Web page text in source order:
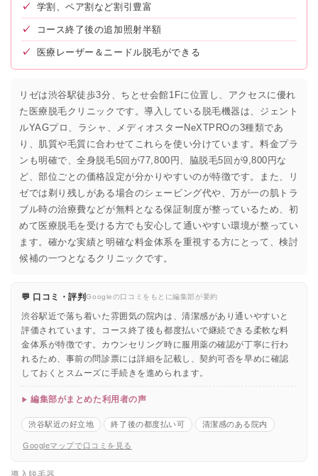
✓ 学割、ペア割など割引豊富
✓ コース終了後の追加照射半額
✓ 医療レーザー＆ニードル脱毛ができる
リゼは渋谷駅徒歩3分、ちとせ会館1Fに位置し、アクセスに優れ
た医療脱毛クリニックです。導入している脱毛機器は、ジェント
ルYAGプロ、ラシャ、メディオスターNeXTPROの3種類であ
り、肌質や毛質に合わせてこれらを使い分けています。料金プラ
ンも明確で、全身脱毛5回が77,800円、脇脱毛5回が9,800円な
ど、部位ごとの価格設定が分かりやすいのが特徴です。また、リ
ゼでは剃り残しがある場合のシェービング代や、万が一の肌トラ
ブル時の治療費などが無料となる保証制度が整っているため、初
めて医療脱毛を受ける方でも安心して通いやすい環境が整ってい
ます。確かな実績と明確な料金体系を重視する方にとって、検討
候補の一つとなるクリニックです。
💬 口コミ・評判Googleの口コミをもとに編集部が要約
渋谷駅近で落ち着いた雰囲気の院内は、清潔感があり通いやすいと
評価されています。コース終了後も都度払いで継続できる柔軟な料
金体系が特徴です。カウンセリング時に服用薬の確認が丁寧に行わ
れるため、事前の問診票には詳細を記載し、契約可否を早めに確認
しておくとスムーズに手続きを進められます。
編集部がまとめた利用者の声
渋谷駅近の好立地 終了後の都度払い可 清潔感のある院内
Googleマップで口コミを見る